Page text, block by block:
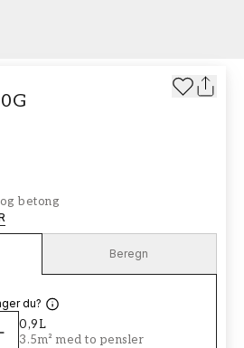
betong
Beregn
du?
0,9L
3.5m² med to pensler